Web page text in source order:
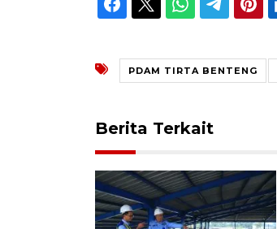
PDAM TIRTA BENTENG
Berita Terkait